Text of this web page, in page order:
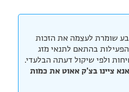
שומרת לעצמה את הזכות
בהתאם לתנאי מזג
ולפי שיקול דעתה הבלעדי.
עד גיל 3 – אנא ציינו בצ'ק אאוט את כמות